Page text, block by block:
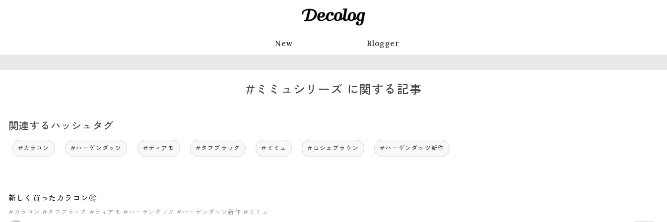
New Blogger
#ミミュシリーズ に関する記事
関連するハッシュタグ
#カラコン #ハーゲンダッツ #ティアモ #タフブラック #ミミュ #ロシェブラウン #ハーゲンダッツ新作
新しく買ったカラコン🤔
#カラコン #タフブラック #ティアモ #ハーゲンダッツ #ハーゲンダッツ新作 #ミミュ